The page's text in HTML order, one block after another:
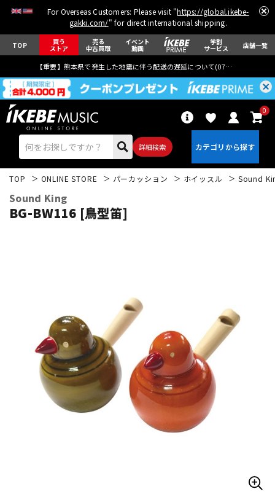
For Overseas Customers: Please visit "https://global.ikebe-
gakki.com/" for direct international shipping.
TOP 買う
ストア
売る
中古買取
イベント
動画
学割
サービス 店舗一覧
【重要】熊本県で発生した地震に伴う配送の遅延について(07月29日
詳細検索
0
ドラム パーカッション
キーボード 電子ピアノ
その他楽器
TOP ONLINE STORE パーカッション ホイッスル Sound
Sound King
BG-BW116 [鳥型笛]